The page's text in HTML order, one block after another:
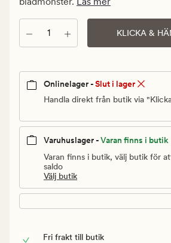
15
kr
Antal KLICKA &
Onlinelager -Slut i lager
Handla direkt från butik via
Varuhuslager -Varan finns i butik
Varan finns i butik, välj butik för
saldo
Välj butik
Fri frakt till butik